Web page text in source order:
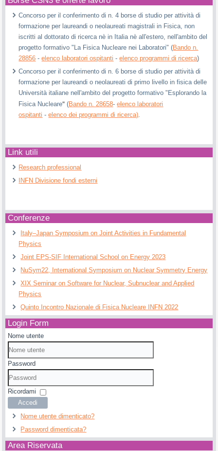
Concorso per il conferimento di n. 4 borse di studio per attività di
formazione per laureandi o neolaureati magistrali in Fisica, non
iscritti al dottorato di ricerca nè in Italia nè all'estero, nell'ambito del
progetto formativo "La Fisica Nucleare nei Laboratori" (Bando n.
28856 -elenco laboratori ospitanti -elenco programmi di ricerca)
Concorso per il conferimento di n. 6 borse di studio per attività di
formazione per laureandi o neolaureati di primo livello in fisica delle
Università italiane nell'ambito del progetto formativo "Esplorando la
Fisica Nucleare" (Bando n. 28658-elenco laboratori
ospitanti -elenco dei programmi di ricerca).
Link utili
Research professional
INFN Divisione fondi esterni
Conferenze
Italy–Japan Symposium on Joint Activities in Fundamental
Physics
Joint EPS-SIF International School on Energy 2023
NuSym22, International Symposium on Nuclear Symmetry Energy
XIX Seminar on Software for Nuclear, Subnuclear and Applied
Physics
Quinto Incontro Nazionale di Fisica Nucleare INFN 2022
Login Form
Nome utente
Password
Ricordami
Accedi
Nome utente dimenticato?
Password dimenticata?
Area Riservata